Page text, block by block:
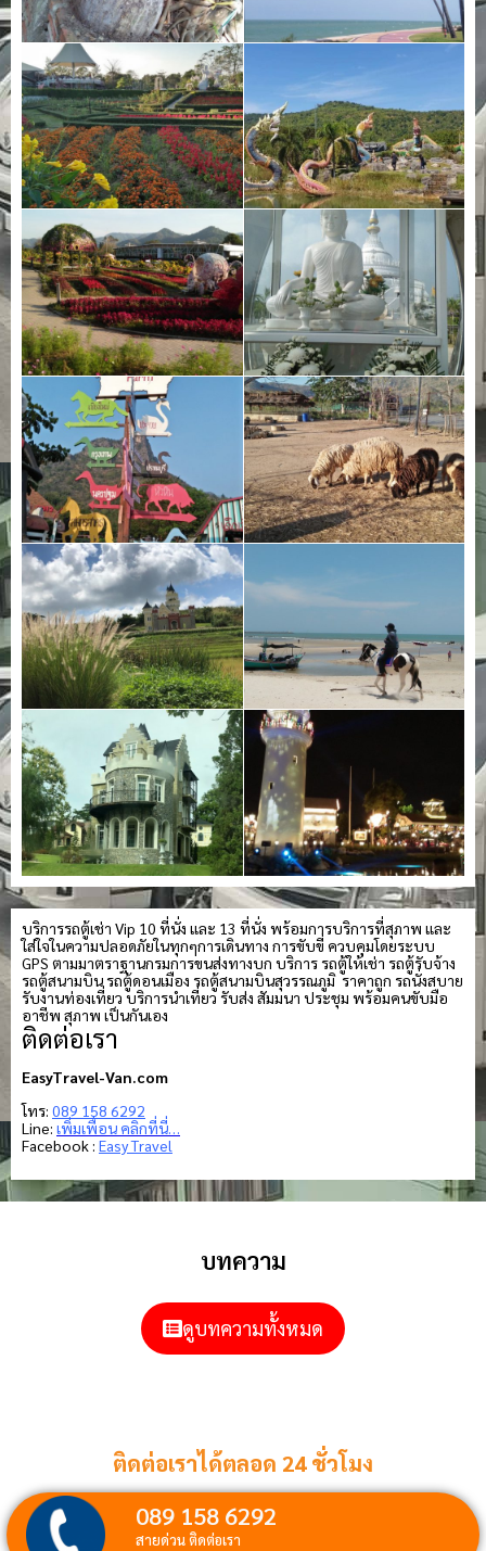
บริการรถตู้เช่า Vip 10 ที่นั่ง และ 13 ที่นั่ง พร้อมการบริการที่สุภาพ และ
ใส่ใจในความปลอดภัยในทุกๆการเดินทาง การขับขี่ ควบคุมโดยระบบ
GPS ตามมาตราฐานกรมการขนส่งทางบก บริการ รถตู้ให้เช่า รถตู้รับจ้าง
รถตู้สนามบิน รถตู้ดอนเมือง รถตู้สนามบินสุวรรณภูมิ ราคาถูก รถนั่งสบาย
รับงานท่องเที่ยว บริการนำเที่ยว รับส่ง สัมมนา ประชุม พร้อมคนขับมือ
อาชีพ สุภาพ เป็นกันเอง
ติดต่อเรา
EasyTravel-Van.com
โทร: 089 158 6292
Line: เพิ่มเพื่อน คลิกที่นี่…
Facebook : Easy Travel
บทความ
ดูบทความทั้งหมด
ติดต่อเราได้ตลอด 24 ชั่วโมง
089 158 6292
สายด่วน ติดต่อเรา